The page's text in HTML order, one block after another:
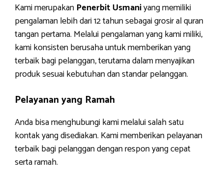
Kami merupakan Penerbit Usmaniyang memiliki
pengalaman lebih dari 12 tahun sebagai grosir al quran
tangan pertama. Melalui pengalaman yang kami miliki,
kami konsisten berusaha untuk memberikan yang
terbaik bagi pelanggan, terutama dalam menyajikan
produk sesuai kebutuhan dan standar pelanggan.
Pelayanan yang Ramah
Anda bisa menghubungi kami melalui salah satu
kontak yang disediakan. Kami memberikan pelayanan
terbaik bagi pelanggan dengan respon yang cepat
serta ramah.